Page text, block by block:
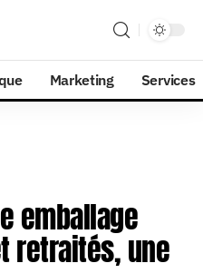
Marketing Services
emballage
retraités, une